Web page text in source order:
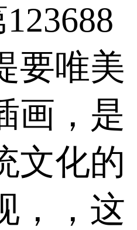
要唯美
画，是
文化的
，，这